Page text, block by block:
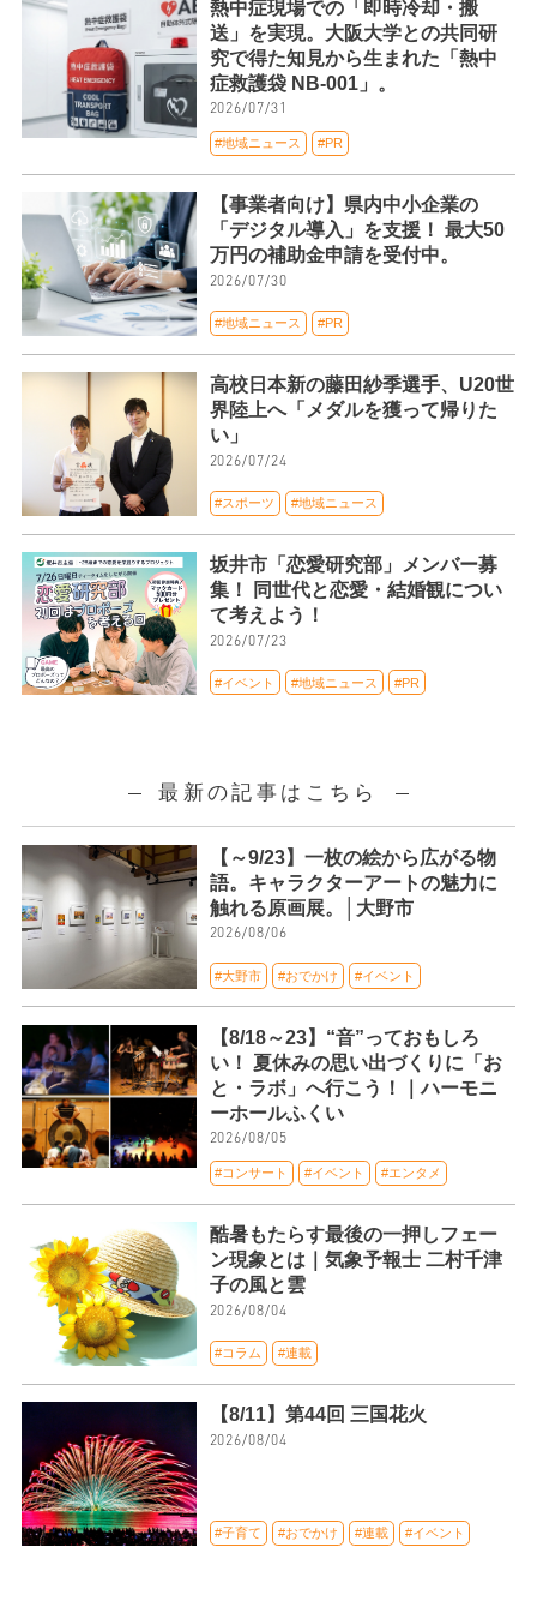
熱中症現場での「即時冷却・搬
送」を実現。大阪大学との共同研
究で得た知見から生まれた「熱中
症救護袋 NB-001」。
2026/07/31
#地域ニュース #PR
【事業者向け】県内中小企業の
「デジタル導入」を支援！ 最大50
万円の補助金申請を受付中。
2026/07/30
#地域ニュース #PR
高校日本新の藤田紗季選手、U20世
界陸上へ「メダルを獲って帰りた
い」
2026/07/24
#スポーツ #地域ニュース
坂井市「恋愛研究部」メンバー募
集！ 同世代と恋愛・結婚観につい
て考えよう！
2026/07/23
#イベント #地域ニュース #PR
最新の記事はこちら
【～9/23】一枚の絵から広がる物
語。キャラクターアートの魅力に
触れる原画展。│大野市
2026/08/06
#大野市 #おでかけ #イベント
【8/18～23】“音”っておもしろ
い！ 夏休みの思い出づくりに「お
と・ラボ」へ行こう！｜ハーモニ
ーホールふくい
2026/08/05
#コンサート #イベント #エンタメ
酷暑もたらす最後の一押しフェー
ン現象とは｜気象予報士 二村千津
子の風と雲
2026/08/04
#コラム #連載
【8/11】第44回 三国花火
2026/08/04
#子育て #おでかけ #連載 #イベント